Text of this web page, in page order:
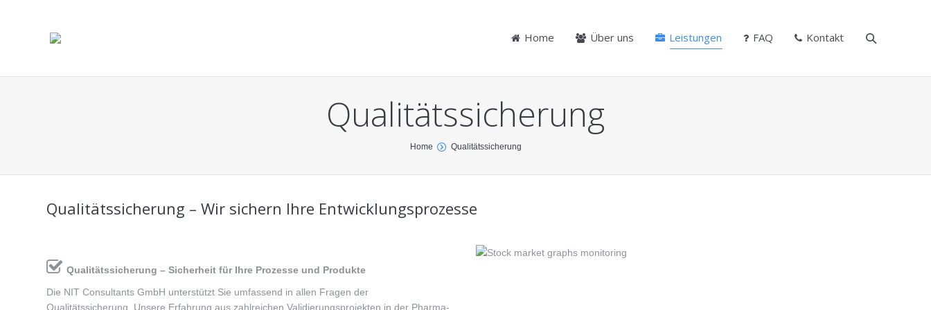
Home Über uns Leistungen FAQ Kontakt
Qualitätssicherung
Home Qualitätssicherung
Qualitätssicherung – Wir sichern Ihre Entwicklungsprozesse
Qualitätssicherung – Sicherheit für Ihre Prozesse und Produkte
Die NIT Consultants GmbH unterstützt Sie umfassend in allen Fragen der
Qualitätssicherung. Unsere Erfahrung aus zahlreichen Validierungsprojekten in der Pharma-